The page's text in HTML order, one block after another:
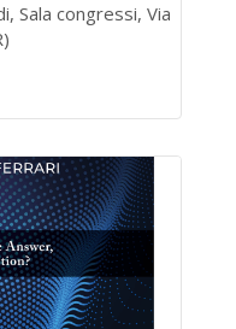
Sala congressi, Via